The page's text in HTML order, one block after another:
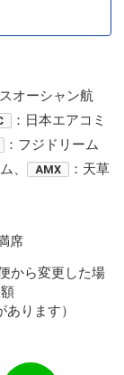
オーシャン航
：日本エアコミ
：フジドリーム
、 AMX
：天草
席
から変更した場
ります）